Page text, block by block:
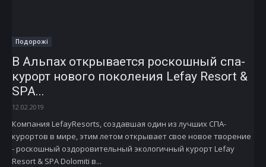
Подорожі
В Альпах открывается роскошный спа-
курорт нового поколения Lefay Resort &
SPA...
12.02.2019
Компания LefayResorts, создавшая один из лучших СПА-
курортов в мире, этим летом открывает свое новое творение
- роскошный оздоровительный экологичный курорт Lefay
Resort & SPA Dolomiti в...